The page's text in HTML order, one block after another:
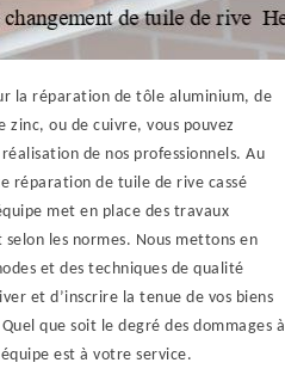
la réparation de tôle aluminium, de
zinc, ou de cuivre, vous pouvez
de nos professionnels. Au
réparation de tuile de rive cassé
met en place des travaux
les normes. Nous mettons en
et des techniques de qualité
et d’inscrire la tenue de vos biens
que soit le degré des dommages à
est à votre service.